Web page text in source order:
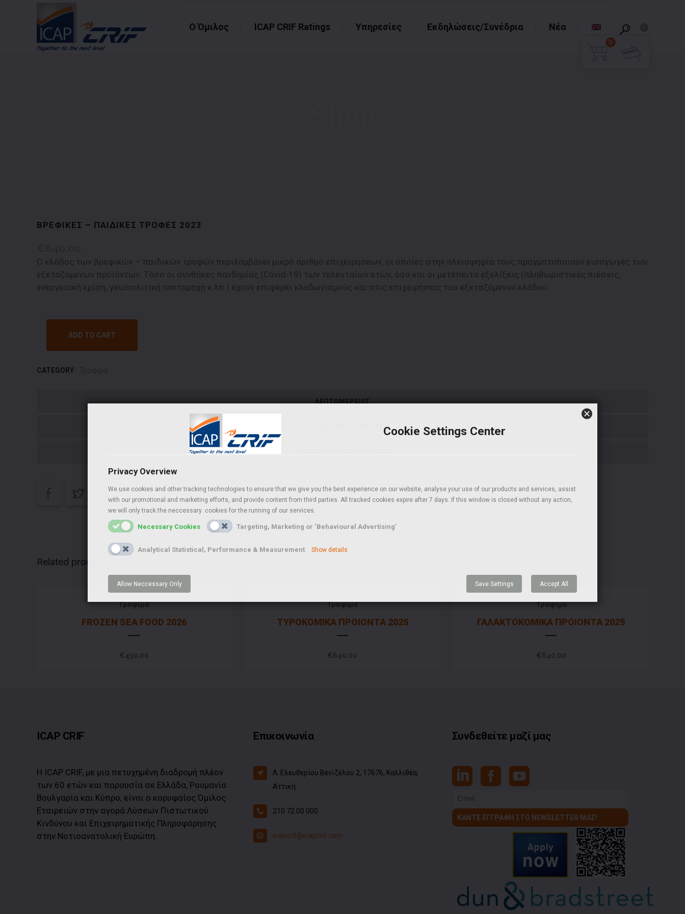
Ο Όμιλος ICAP CRIF Ratings Υπηρεσίες Εκδηλώσεις/Συνέδρια Νέα
ΒΡΕΦΙΚΕΣ – ΠΑΙΔΙΚΕΣ ΤΡΟΦΕΣ 2023
Ο κλάδος των βρεφικών – παιδικών τροφών περιλαμβάνει μικρό αριθμό επιχειρήσεων, οι οποίες στην πλειοψηφία τους πραγματοποιούν εισαγωγές των
εξεταζόμενων προϊόντων. Τόσο οι συνθήκες πανδημίας (Covid-19) των τελευταίων ετών, όσο και οι μετέπειτα εξελίξεις (πληθωριστικές πιέσεις,
ενεργειακή κρίση, γεωπολιτική αναταραχή κ.λπ.) έχουν επιφέρει κλυδωνισμούς και στις επιχειρήσεις του εξεταζόμενου κλάδου.
ADD TO CART
CATEGORY: Τροφιμα
ΛΕΠΤΟΜΕΡΕΙΕΣ
ΠΙΝΑΚΑΣ ΠΕΡΙΕΧΟΜΕΝΩΝ
Related products
Τρόφιμα
FROZEN SEA FOOD 2026
€450,00
Τρόφιμα
ΤΥΡΟΚΟΜΙΚΑ ΠΡΟΙΟΝΤΑ 2025
€640,00
Τρόφιμα
ΓΑΛΑΚΤΟΚΟΜΙΚΑ ΠΡΟΙΟΝΤΑ 2025
€640,00
ICAP CRIF
Η ICAP CRIF, με μια πετυχημένη διαδρομή πλέον
των 60 ετών και παρουσία σε Ελλάδα, Ρουμανία
Βουλγαρία και Κύπρο, είναι ο κορυφαίος Όμιλος
Εταιρειών στην αγορά Λύσεων Πιστωτικού
Κινδύνου και Επιχειρηματικής Πληροφόρησης
στην Νοτιοανατολική Ευρώπη.
Επικοινωνία
Λ. Ελευθερίου Βενιζέλου 2, 17676, Καλλιθέα,
Αττική
210 72 00 000
icapcrif@icapcrif.com
Συνδεθείτε μαζί μας
0
Cookie Settings Center
Privacy Overview
We use cookies and other tracking technologies to ensure that we give you the best experience on our website, analyse your use of our products and services, assist
with our promotional and marketing efforts, and provide content from third parties. All tracked cookies expire after 7 days. If this window is closed without any action,
we will only track the neccessary cookies for the running of our services.
Necessary Cookies Targeting, Marketing or ‘Behavioural Advertising’
Analytical Statistical, Performance & Measurement Show details
Accept All
Save Settings
Allow Neccessary Only